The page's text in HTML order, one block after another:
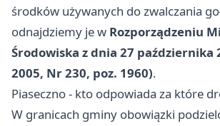
środków używanych do zwalczania
odnajdziemy je w Rozporządzeniu
Środowiska z dnia 27 października
2005, Nr 230, poz. 1960).
Piaseczno - kto odpowiada za które
W granicach gminy obowiązki